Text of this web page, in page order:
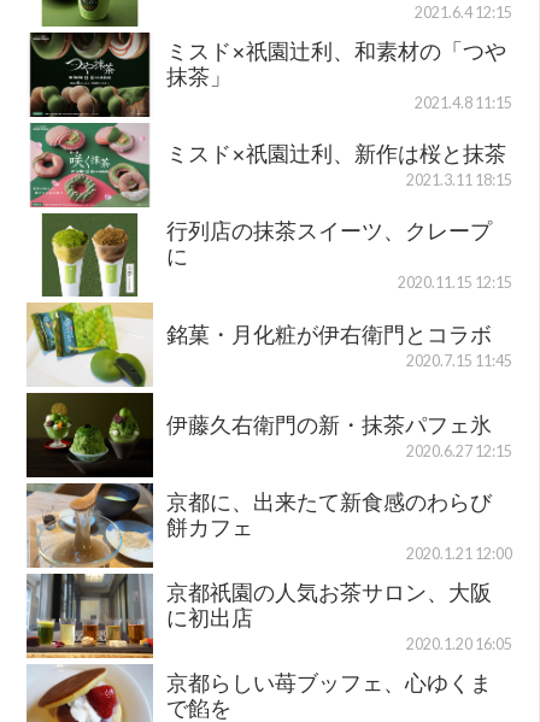
2021.6.4 12:15
ミスド×祇園辻利、和素材の「つや
抹茶」
2021.4.8 11:15
ミスド×祇園辻利、新作は桜と抹茶
2021.3.11 18:15
行列店の抹茶スイーツ、クレープ
に
2020.11.15 12:15
銘菓・月化粧が伊右衛門とコラボ
2020.7.15 11:45
伊藤久右衛門の新・抹茶パフェ氷
2020.6.27 12:15
京都に、出来たて新食感のわらび
餅カフェ
2020.1.21 12:00
京都祇園の人気お茶サロン、大阪
に初出店
2020.1.20 16:05
京都らしい苺ブッフェ、心ゆくま
で餡を